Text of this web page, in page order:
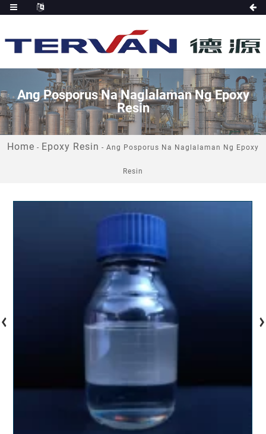
Ang Posporus Na Naglalaman Ng Epoxy
Resin
Home - Epoxy Resin - Ang Posporus Na Naglalaman Ng Epoxy
Resin